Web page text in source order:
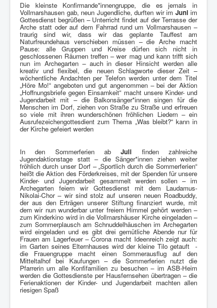
Die kleinste Konfirmande*innengruppe, die es jemals in
Vollmarshausen gab, neun Jugendliche, durften wir im Juni im
Gottesdienst begrüßen – Unterricht findet auf der Terrasse der
Arche statt oder auf dem Fahrrad rund um Vollmarshausen –
traurig sind wir, dass wir das geplante Tauffest am
Naturfreundehaus verschieben müssen – die Arche macht
Pause: alle Gruppen und Kreise dürfen sich nicht in
geschlossenen Räumen treffen – wer mag und kann trifft sich
nun im Archegarten – auch in dieser Hinsicht werden alle
kreativ und flexibel, die neuen Schlagworte dieser Zeit –
wöchentliche Andachten per Telefon werden unter dem Titel
„Höre Mo!“ angeboten und gut angenommen – bei der Aktion
„Hoffnungsbriefe gegen Einsamkeit“ macht unsere Kinder- und
Jugendarbeit mit – die Balkonsänger*innen singen für die
Menschen im Dorf, ziehen von Straße zu Straße und erfreuen
so viele mit ihren wunderschönen fröhlichen Liedern – ein
Ausrufezeichengottesdient zum Thema „Was bleibt?“ kann in
der Kirche gefeiert werden
In den Sommerferien abJuli finden zahlreiche
Jugendaktionstage statt – die Sänger*innen ziehen weiter
fröhlich durch unser Dorf – „Sportlich durch die Sommerferien“
heißt die Aktion des Förderkreises, mit der Spenden für unsere
Kinder- und Jugendarbeit gesammelt werden sollen – im
Archegarten feiern wir Gottesdienst mit dem Laudamus-
Nikolai-Chor – wir sind stolz auf unseren neuen Roadbuddy,
der aus den Erträgen unserer Stiftung finanziert wurde, mit
dem wir nun wunderbar unter freiem Himmel gehört werden –
zum Kinderkino wird in die Vollmarshäuser Kirche eingeladen –
zum Sommerplausch am Schnuddelhäuschen im Archegarten
wird eingeladen und es gibt drei gemütliche Abende nur für
Frauen am Lagerfeuer – Corona macht Ideenreich zeigt auch:
im Garten seines Elternhauses wird der kleine Tilo getauft -
die Frauengruppe macht einen Sommerausflug auf den
Mitteltalhof bei Kaufungen – die Sommerferien nutzt die
Pfarrerin um alle Konfifamilien zu besuchen – im ASB-Heim
werden die Gottesdienste per Hausfernsehen übertragen – die
Ferienaktionen der Kinder- und Jugendarbeit machten allen
riesigen Spaß